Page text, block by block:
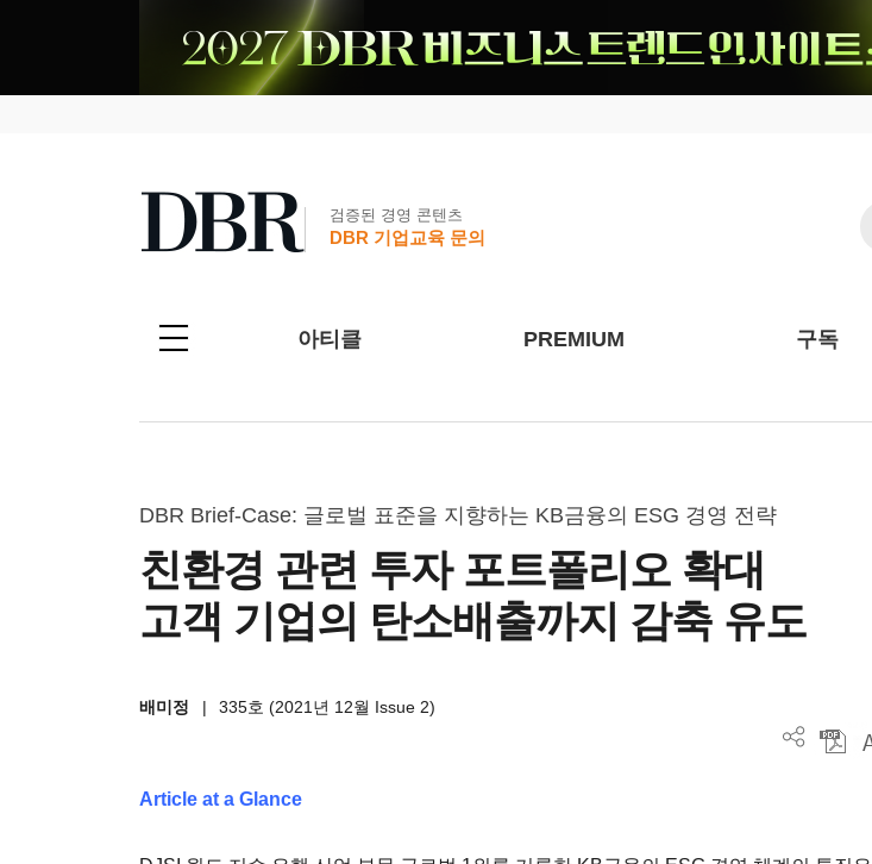
검증된 경영 콘텐츠
DBR 기업교육 문의
아티클 PREMIUM 구독
DBR Brief-Case: 글로벌 표준을 지향하는 KB금융의 ESG 경영 전략
친환경 관련 투자 포트폴리오 확대
고객 기업의 탄소배출까지 감축 유도
배미정 | 335호 (2021년 12월 Issue 2)
Article at a Glance